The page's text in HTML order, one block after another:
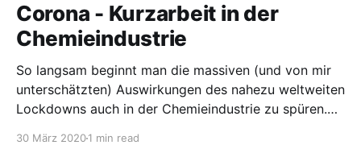
Corona - Kurzarbeit in der
Chemieindustrie
So langsam beginnt man die massiven (und von mir
unterschätzten) Auswirkungen des nahezu weltweiten
Lockdowns auch in der Chemieindustrie zu spüren.
30 März 20201 min read